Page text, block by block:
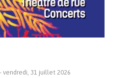
- vendredi, 31 juillet 2026